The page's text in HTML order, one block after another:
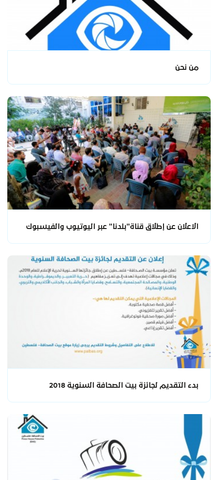
من نحن
الاعلان عن إطلاق قناة"بلدنا" عبر اليوتيوب والفيسبوك
بدء التقديم لجائزة بيت الصحافة السنوية 2018